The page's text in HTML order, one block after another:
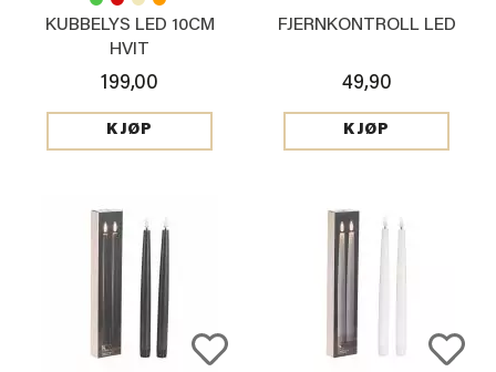
KUBBELYS LED 10CM
HVIT
199,00
KJØP
FJERNKONTROLL LED
49,90
KJØP